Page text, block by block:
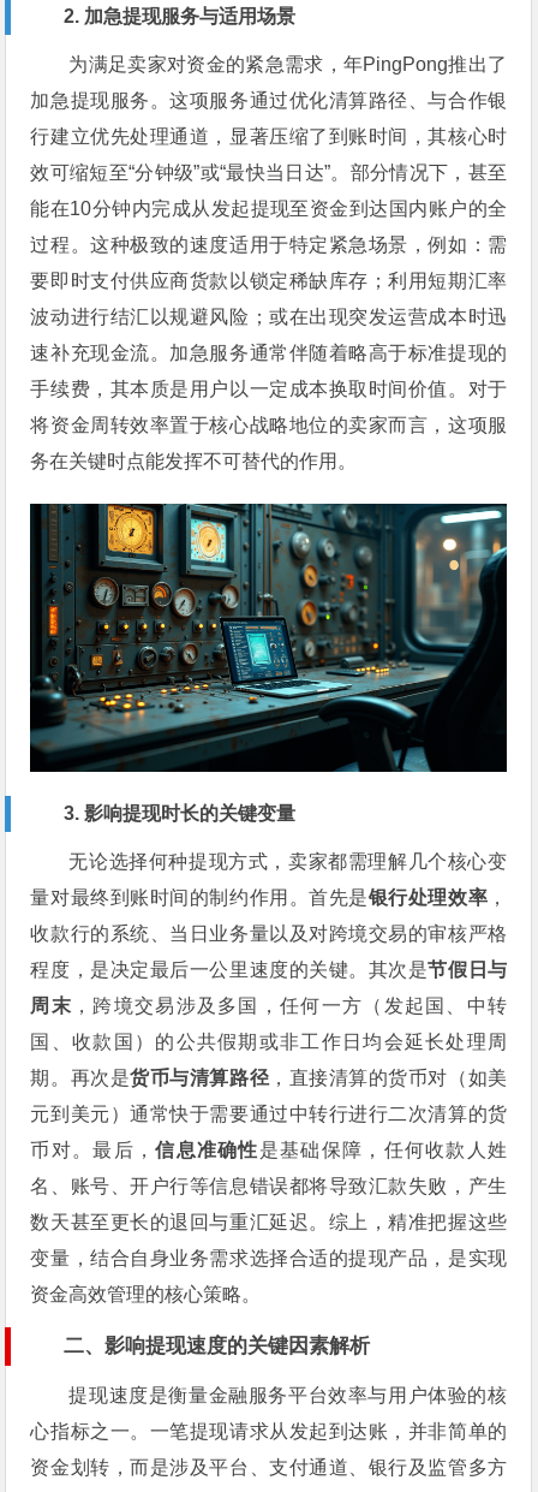
2. 加急提现服务与适用场景
为满足卖家对资金的紧急需求，年PingPong推出了
加急提现服务。这项服务通过优化清算路径、与合作银
行建立优先处理通道，显著压缩了到账时间，其核心时
效可缩短至“分钟级”或“最快当日达”。部分情况下，甚至
能在10分钟内完成从发起提现至资金到达国内账户的全
过程。这种极致的速度适用于特定紧急场景，例如：需
要即时支付供应商货款以锁定稀缺库存；利用短期汇率
波动进行结汇以规避风险；或在出现突发运营成本时迅
速补充现金流。加急服务通常伴随着略高于标准提现的
手续费，其本质是用户以一定成本换取时间价值。对于
将资金周转效率置于核心战略地位的卖家而言，这项服
务在关键时点能发挥不可替代的作用。
3. 影响提现时长的关键变量
无论选择何种提现方式，卖家都需理解几个核心变
量对最终到账时间的制约作用。首先是银行处理效率 ，
收款行的系统、当日业务量以及对跨境交易的审核严格
程度，是决定最后一公里速度的关键。其次是节假日与
周末 ，跨境交易涉及多国，任何一方（发起国、中转
国、收款国）的公共假期或非工作日均会延长处理周
期。再次是货币与清算路径 ，直接清算的货币对（如美
元到美元）通常快于需要通过中转行进行二次清算的货
币对。最后，信息准确性是基础保障，任何收款人姓
名、账号、开户行等信息错误都将导致汇款失败，产生
数天甚至更长的退回与重汇延迟。综上，精准把握这些
变量，结合自身业务需求选择合适的提现产品，是实现
资金高效管理的核心策略。
二、影响提现速度的关键因素解析
提现速度是衡量金融服务平台效率与用户体验的核
心指标之一。一笔提现请求从发起到达账，并非简单的
资金划转，而是涉及平台、支付通道、银行及监管多方